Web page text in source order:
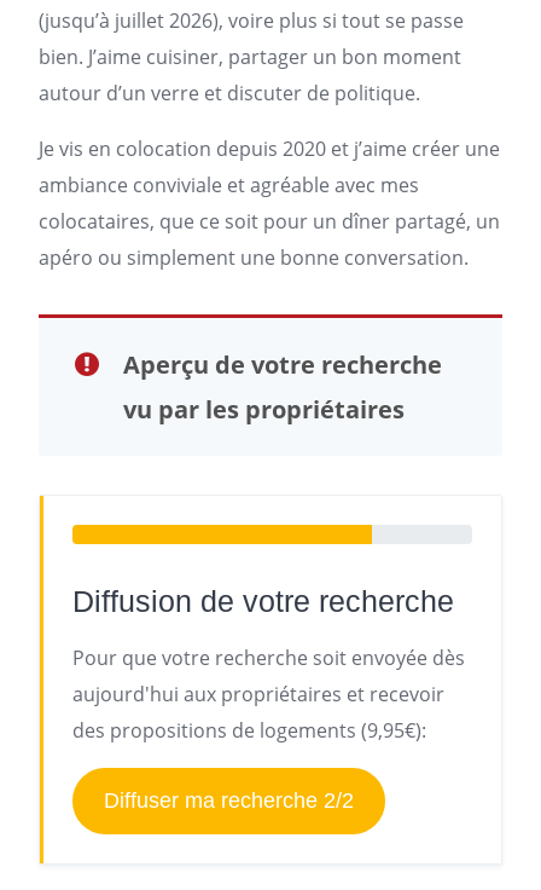
(jusqu’à juillet 2026), voire plus si tout se passe
bien. J’aime cuisiner, partager un bon moment
autour d’un verre et discuter de politique.
Je vis en colocation depuis 2020 et j’aime créer une
ambiance conviviale et agréable avec mes
colocataires, que ce soit pour un dîner partagé, un
apéro ou simplement une bonne conversation.
Aperçu de votre recherche
vu par les propriétaires
Diffusion de votre recherche
Pour que votre recherche soit envoyée dès
aujourd'hui aux propriétaires et recevoir
des propositions de logements (9,95€):
Diffuser ma recherche 2/2